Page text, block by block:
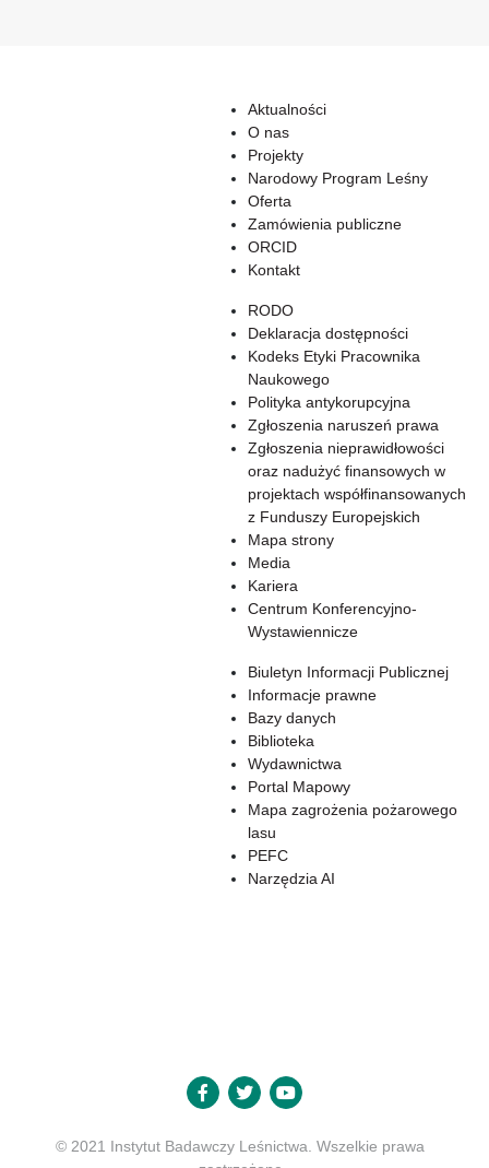
Aktualności
O nas
Projekty
Narodowy Program Leśny
Oferta
Zamówienia publiczne
ORCID
Kontakt
RODO
Deklaracja dostępności
Kodeks Etyki Pracownika
Naukowego
Polityka antykorupcyjna
Zgłoszenia naruszeń prawa
Zgłoszenia nieprawidłowości
oraz nadużyć finansowych w
projektach współfinansowanych
z Funduszy Europejskich
Mapa strony
Media
Kariera
Centrum Konferencyjno-
Wystawiennicze
Biuletyn Informacji Publicznej
Informacje prawne
Bazy danych
Biblioteka
Wydawnictwa
Portal Mapowy
Mapa zagrożenia pożarowego
lasu
PEFC
Narzędzia AI
© 2021 Instytut Badawczy Leśnictwa. Wszelkie prawa